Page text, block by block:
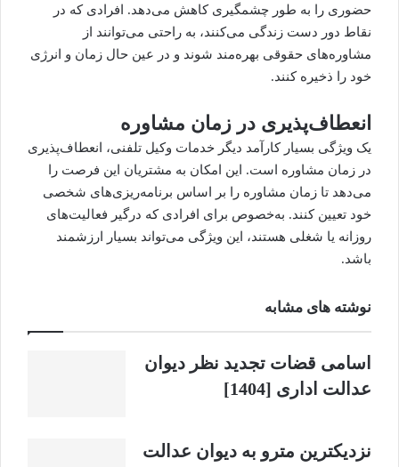
حضوری را به طور چشمگیری کاهش می‌دهد. افرادی که در
نقاط دور دست زندگی می‌کنند، به راحتی می‌توانند از
مشاوره‌های حقوقی بهره‌مند شوند و در عین حال زمان و انرژی
خود را ذخیره کنند.
انعطاف‌پذیری در زمان مشاوره
یک ویژگی بسیار کارآمد دیگر خدمات وکیل تلفنی، انعطاف‌پذیری
در زمان مشاوره است. این امکان به مشتریان این فرصت را
می‌دهد تا زمان مشاوره را بر اساس برنامه‌ریزی‌های شخصی
خود تعیین کنند. به‌خصوص برای افرادی که درگیر فعالیت‌های
روزانه یا شغلی هستند، این ویژگی می‌تواند بسیار ارزشمند
باشد.
نوشته های مشابه
اسامی قضات تجدید نظر دیوان
عدالت اداری [1404]
نزدیکترین مترو به دیوان عدالت